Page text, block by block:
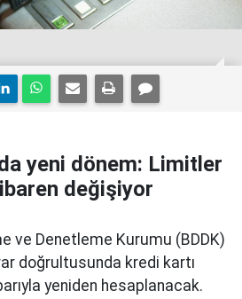
yeni dönem: Limitler
değişiyor
ve Denetleme Kurumu (BDDK)
doğrultusunda kredi kartı
yeniden hesaplanacak.